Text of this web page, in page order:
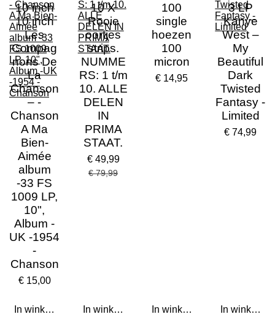
10 inch
10 inch
Les
Compag
nons De
La
Chanson
– -
Chanson
A Ma
Bien-
Aimée
album
-33 FS
1009 LP,
10",
Album -
UK -1954
-
Chanson
€ 15,00
In winkelwagen
10 X
Rooie
oortjes
strips.
NUMME
RS: 1 t/m
10. ALLE
DELEN
IN
PRIMA
STAAT.
€ 49,99
€ 79,99
In winkelwagen
100
single
hoezen
100
micron
€ 14,95
In winkelwagen
3 LP
Kanye
West –
My
Beautiful
Dark
Twisted
Fantasy -
Limited
€ 74,99
In